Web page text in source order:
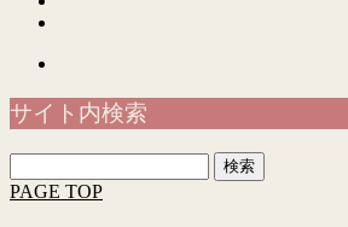
サイト内検索
索:
PAGE TOP